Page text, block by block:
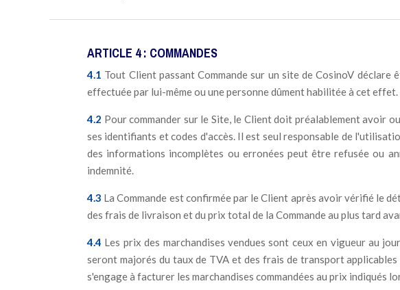
ARTICLE 4 : COMMANDES
4.1 Tout Client passant Commande sur un site de CosinoV
effectuée par lui-même ou une personne dûment habilitée à cet effet.
4.2 Pour commander sur le Site, le Client doit préalablement avoir
ses identifiants et codes d'accès. Il est seul responsable de
des informations incomplètes ou erronées peut être refusée ou
indemnité.
4.3 La Commande est confirmée par le Client après avoir vérifié le
des frais de livraison et du prix total de la Commande au plus tard
4.4 Les prix des marchandises vendues sont ceux en vigueur au
seront majorés du taux de TVA et des frais de transport
s'engage à facturer les marchandises commandées au prix indiqués